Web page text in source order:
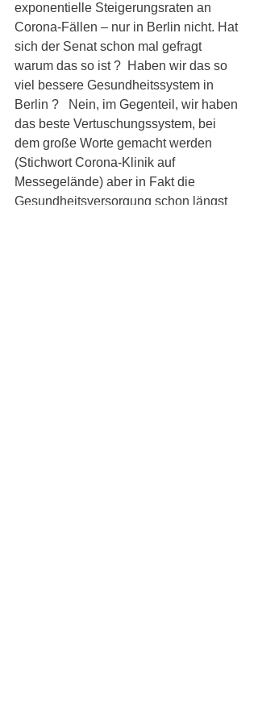
exponentielle Steigerungsraten an
Corona-Fällen – nur in Berlin nicht. Hat
sich der Senat schon mal gefragt
warum das so ist ?  Haben wir das so
viel bessere Gesundheitssystem in
Berlin ?   Nein, im Gegenteil, wir haben
das beste Vertuschungssystem, bei
dem große Worte gemacht werden
(Stichwort Corona-Klinik auf
Messegelände) aber in Fakt die
Gesundheitsversorgung schon längst